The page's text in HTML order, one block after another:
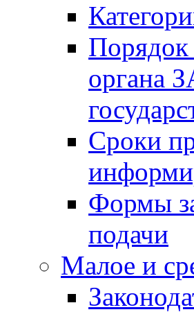
Порядок
органа
Сроки
Формы
подачи
Малое и